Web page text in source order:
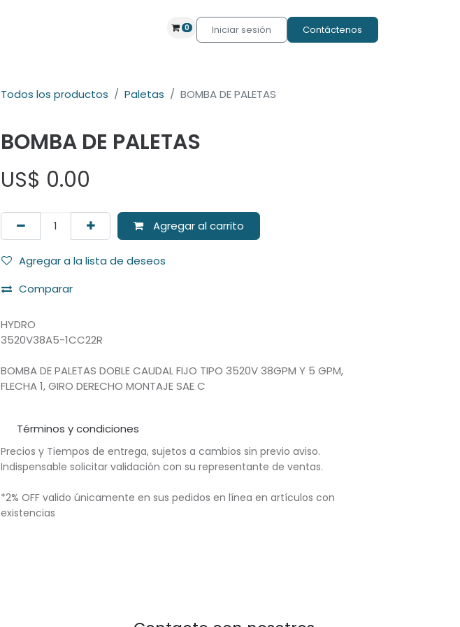
0 Iniciar sesión Contáctenos
Todos los productos Paletas BOMBA DE PALETAS
BOMBA DE PALETAS
US$ 0.00
Agregar al carrito
Agregar a la lista de deseos
Comparar
HYDRO
3520V38A5-1CC22R
BOMBA DE PALETAS DOBLE CAUDAL FIJO TIPO 3520V 38GPM Y 5 GPM,
FLECHA 1, GIRO DERECHO MONTAJE SAE C
Términos y condiciones
Precios y Tiempos de entrega, sujetos a cambios sin previo aviso.
Indispensable solicitar validación con su representante de ventas.
*2% OFF valido únicamente en sus pedidos en línea en artículos con
existencias